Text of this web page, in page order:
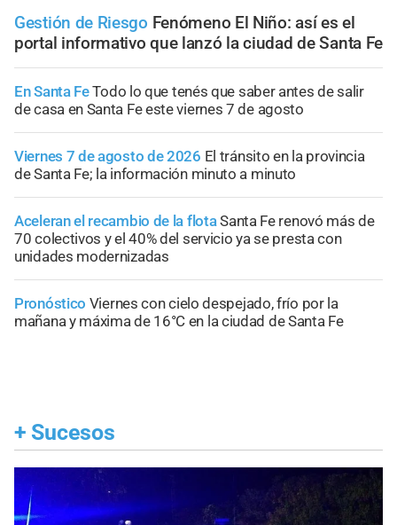
Gestión de Riesgo Fenómeno El Niño: así es el
portal informativo que lanzó la ciudad de Santa Fe
En Santa FeTodo lo que tenés que saber antes de salir
de casa en Santa Fe este viernes 7 de agosto
Viernes 7 de agosto de 2026 El tránsito en la provincia
de Santa Fe; la información minuto a minuto
Aceleran el recambio de la flotaSanta Fe renovó más de
70 colectivos y el 40% del servicio ya se presta con
unidades modernizadas
Pronóstico Viernes con cielo despejado, frío por la
mañana y máxima de 16°C en la ciudad de Santa Fe
+ Sucesos